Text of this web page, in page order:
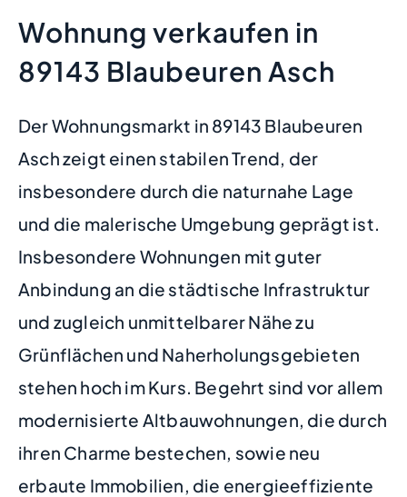
Wohnung verkaufen in
89143 Blaubeuren Asch
Der Wohnungsmarkt in 89143 Blaubeuren
Asch zeigt einen stabilen Trend, der
insbesondere durch die naturnahe Lage
und die malerische Umgebung geprägt ist.
Insbesondere Wohnungen mit guter
Anbindung an die städtische Infrastruktur
und zugleich unmittelbarer Nähe zu
Grünflächen und Naherholungsgebieten
stehen hoch im Kurs. Begehrt sind vor allem
modernisierte Altbauwohnungen, die durch
ihren Charme bestechen, sowie neu
erbaute Immobilien, die energieeffiziente